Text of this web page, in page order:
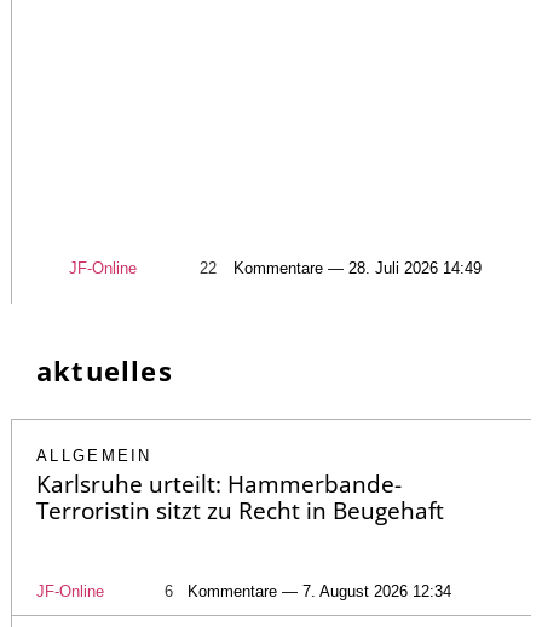
JF-Online 22 Kommentare — 28. Juli 2026 14:49
aktuelles
ALLGEMEIN
Karlsruhe urteilt: Hammerbande-
Terroristin sitzt zu Recht in Beugehaft
JF-Online 6 Kommentare — 7. August 2026 12:34